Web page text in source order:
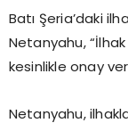
Batı Şeria’daki
Netanyahu,
kesinlikle onay
Netanyahu,